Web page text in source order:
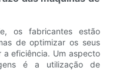
os fabricantes estão
de optimizar os seus
a eficiência. Um aspecto
é a utilização de